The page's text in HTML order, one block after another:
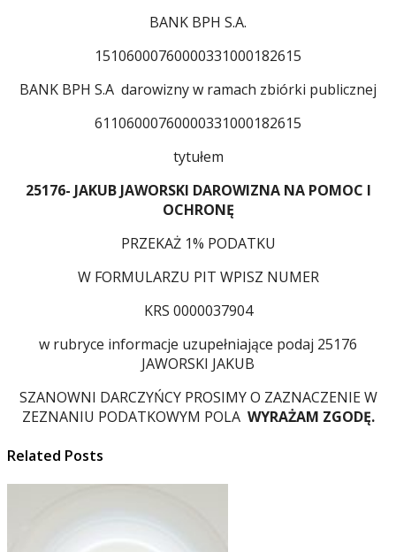
BANK BPH S.A.
15106000760000331000182615
BANK BPH S.A darowizny w ramach zbiórki publicznej
61106000760000331000182615
tytułem
25176- JAKUB JAWORSKI DAROWIZNA NA POMOC I
OCHRONĘ
PRZEKAŻ 1% PODATKU
W FORMULARZU PIT WPISZ NUMER
KRS 0000037904
w rubryce informacje uzupełniające podaj 25176
JAWORSKI JAKUB
SZANOWNI DARCZYŃCY PROSIMY O ZAZNACZENIE W
ZEZNANIU PODATKOWYM POLA WYRAŻAM ZGODĘ.
Related Posts